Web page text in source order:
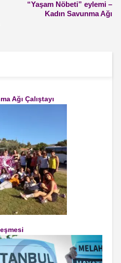
“Yaşam Nöbeti” eylemi –
Kadın Savunma Ağı
Ağı Çalıştayı